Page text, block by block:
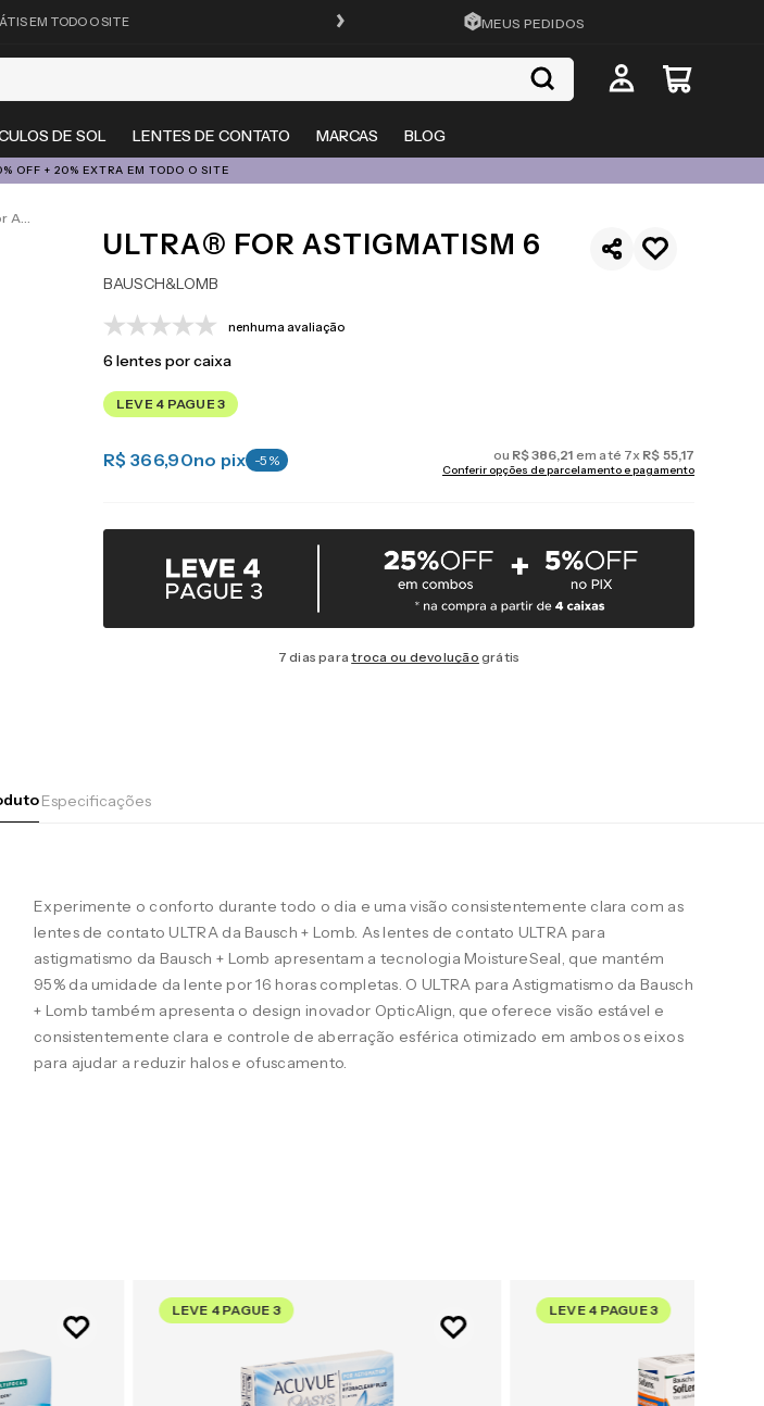
EM TODO O SITE ATÉ 10X SEM JUROS
MEUS PEDIDOS
DE SOL LENTES DE CONTATO MARCAS BLOG
OFF + 20% EXTRA EM TODO O SITE
ULTRA® For Astigmatism 6
ULTRA® FOR ASTIGMATISM 6
BAUSCH&LOMB
nenhuma avaliação
6 lentes por caixa
LEVE 4 PAGUE 3
R$ 366,90no pix -5 % ou R$386,21 em até 7x R$ 55,17
Conferir opções de parcelamento e pagamento
7 dias paratroca ou devolução grátis
Especificações
Experimente o conforto durante todo o dia e uma visão consistentemente clara com as
lentes de contato ULTRA da Bausch + Lomb. As lentes de contato ULTRA para
astigmatismo da Bausch + Lomb apresentam a tecnologia MoistureSeal, que mantém
95% da umidade da lente por 16 horas completas. O ULTRA para Astigmatismo da Bausch
+ Lomb também apresenta o design inovador OpticAlign, que oferece visão estável e
consistentemente clara e controle de aberração esférica otimizado em ambos os eixos
para ajudar a reduzir halos e ofuscamento.
LEVE 4 PAGUE 3 LEVE 4 PAGUE 3